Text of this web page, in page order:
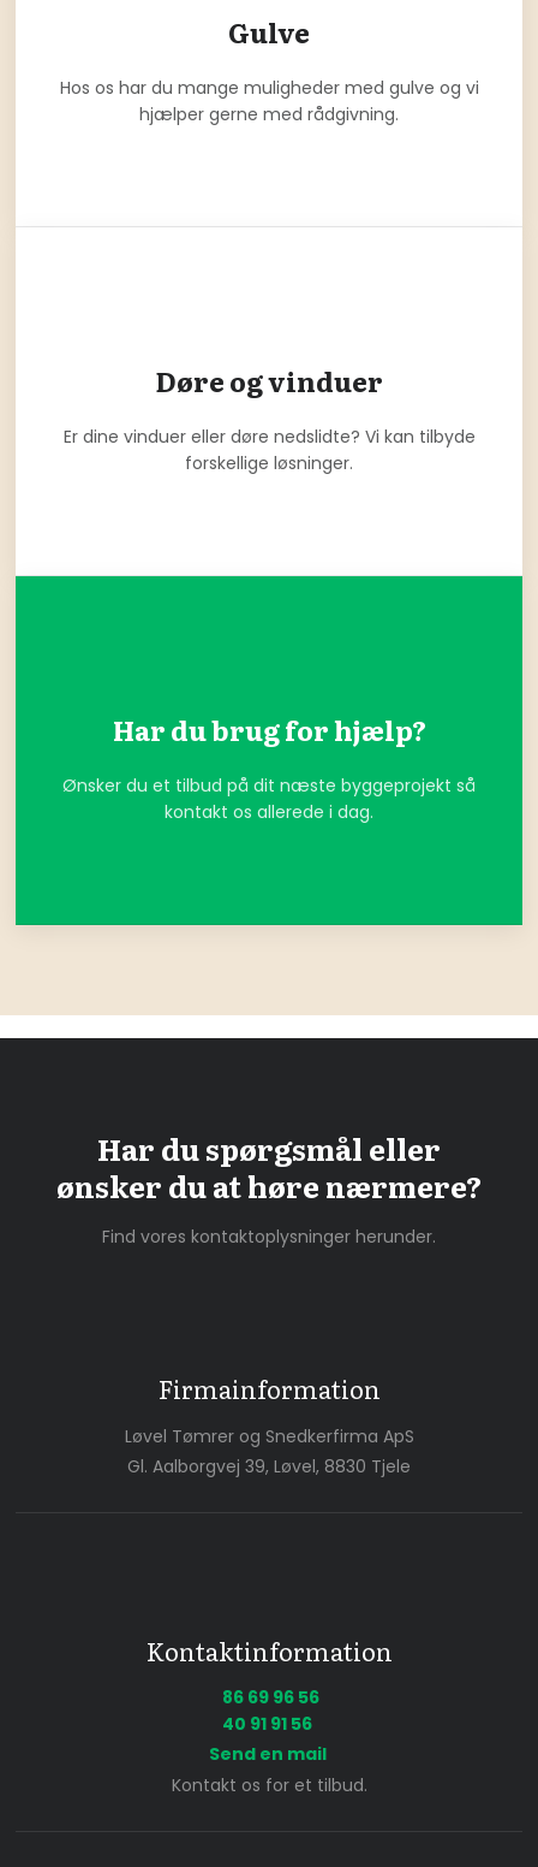
Gulve
Hos os har du mange muligheder med gulve og vi
hjælper gerne med rådgivning.
Døre og vinduer
Er dine vinduer eller døre nedslidte? Vi kan tilbyde
forskellige løsninger.
Har du brug for hjælp?
Ønsker du et tilbud på dit næste byggeprojekt så
kontakt os allerede i dag.
Har du spørgsmål eller
​ønsker du at høre nærmere?
Find vores kontaktoplysninger herunder.
Firmainformation
Løvel Tømrer og Snedkerfirma ApS
Gl. Aalborgvej 39, Løvel, 8830 Tjele
Kontaktinformation
86 69 96 56
40 91 91 56
Send en mail
Kontakt os for et tilbud.